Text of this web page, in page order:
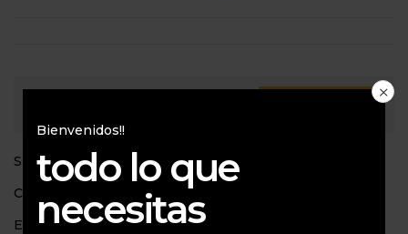
SKU:LM1580
Categoría:
Para el motor
Etiquetas: 1580,Antidesgaste
Bienvenidos!!
todo lo que
necesitas